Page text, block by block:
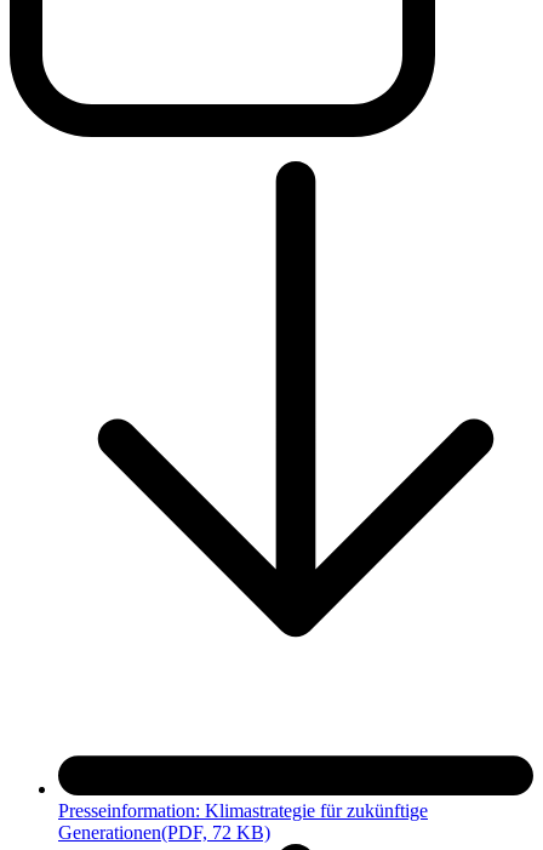
Presseinformation: Klimastrategie für zukünftige
Generationen(PDF, 72 KB)